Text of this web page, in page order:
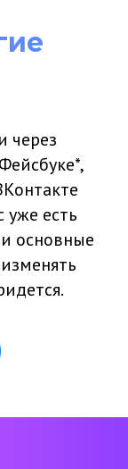
через
уже есть
основные